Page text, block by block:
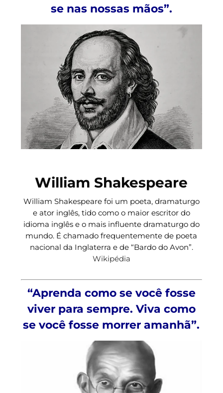
se nas nossas mãos”.
William Shakespeare
William Shakespeare foi um poeta, dramaturgo
e ator inglês, tido como o maior escritor do
idioma inglês e o mais influente dramaturgo do
mundo. É chamado frequentemente de poeta
nacional da Inglaterra e de “Bardo do Avon”.
Wikipédia
“Aprenda como se você fosse
viver para sempre. Viva como
se você fosse morrer amanhã”.